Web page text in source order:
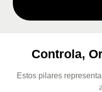
Controla,
Estos pilares